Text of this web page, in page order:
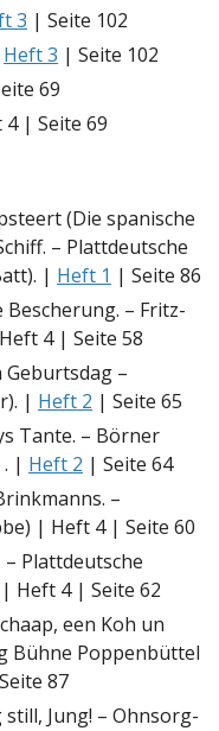
3 | Seite 102
Heft 3 | Seite 102
69
| Seite 69
(Die spanische
– Plattdeutsche
| Heft 1 | Seite 86
Bescherung. – Fritz-
4 | Seite 58
Geburtsdag –
| Heft 2 | Seite 65
Tante. – Börner
| Heft 2 | Seite 64
–
| Heft 4 | Seite 60
Plattdeutsche
Heft 4 | Seite 62
een Koh un
Bühne Poppenbüttel
87
still, Jung! – Ohnsorg-